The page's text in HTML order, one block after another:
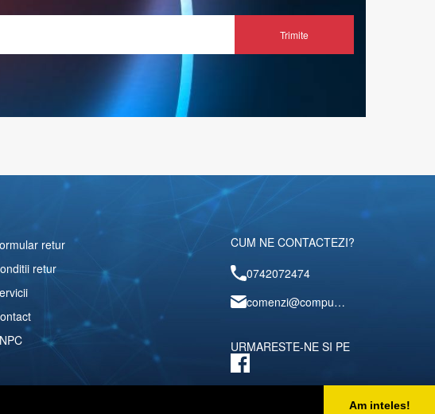
Am inteles!
Trimite
retur
retur
CUM NE CONTACTEZI?
0742072474
comenzi@computerescu.ro
URMARESTE-NE SI PE